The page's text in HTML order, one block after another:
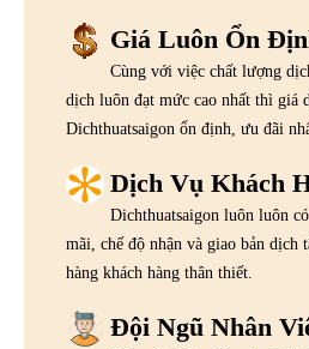
Giá Luôn Ổn
Cùng với việc chất lượng
dịch luôn đạt mức cao nhất thì giá
Dichthuatsaigon ổn định, ưu đãi
Dịch Vụ Khách
Dichthuatsaigon luôn luôn
mãi, chế độ nhận và giao bản dịch
hàng khách hàng thân thiết.
Đội Ngũ Nhân